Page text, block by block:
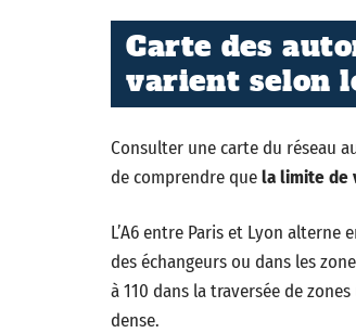
Carte des
varient selon
Consulter une carte du réseau
de comprendre quela limite de
L’A6 entre Paris et Lyon
des échangeurs ou dans les
à 110 dans la traversée de
dense.